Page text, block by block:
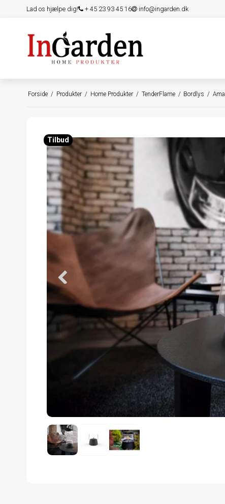
Lad os hjælpe dig! + 45 23 93 45 16 info@ingarden.dk
Forside / Produkter / Home Produkter / TenderFlame / Bordlys /
Tilbud